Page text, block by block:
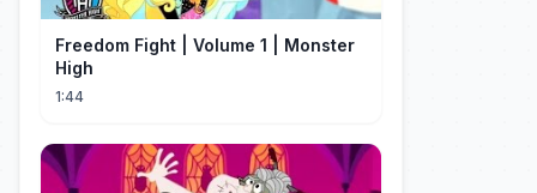
Freedom Fight | Volume 1 | Monster
High
1:44